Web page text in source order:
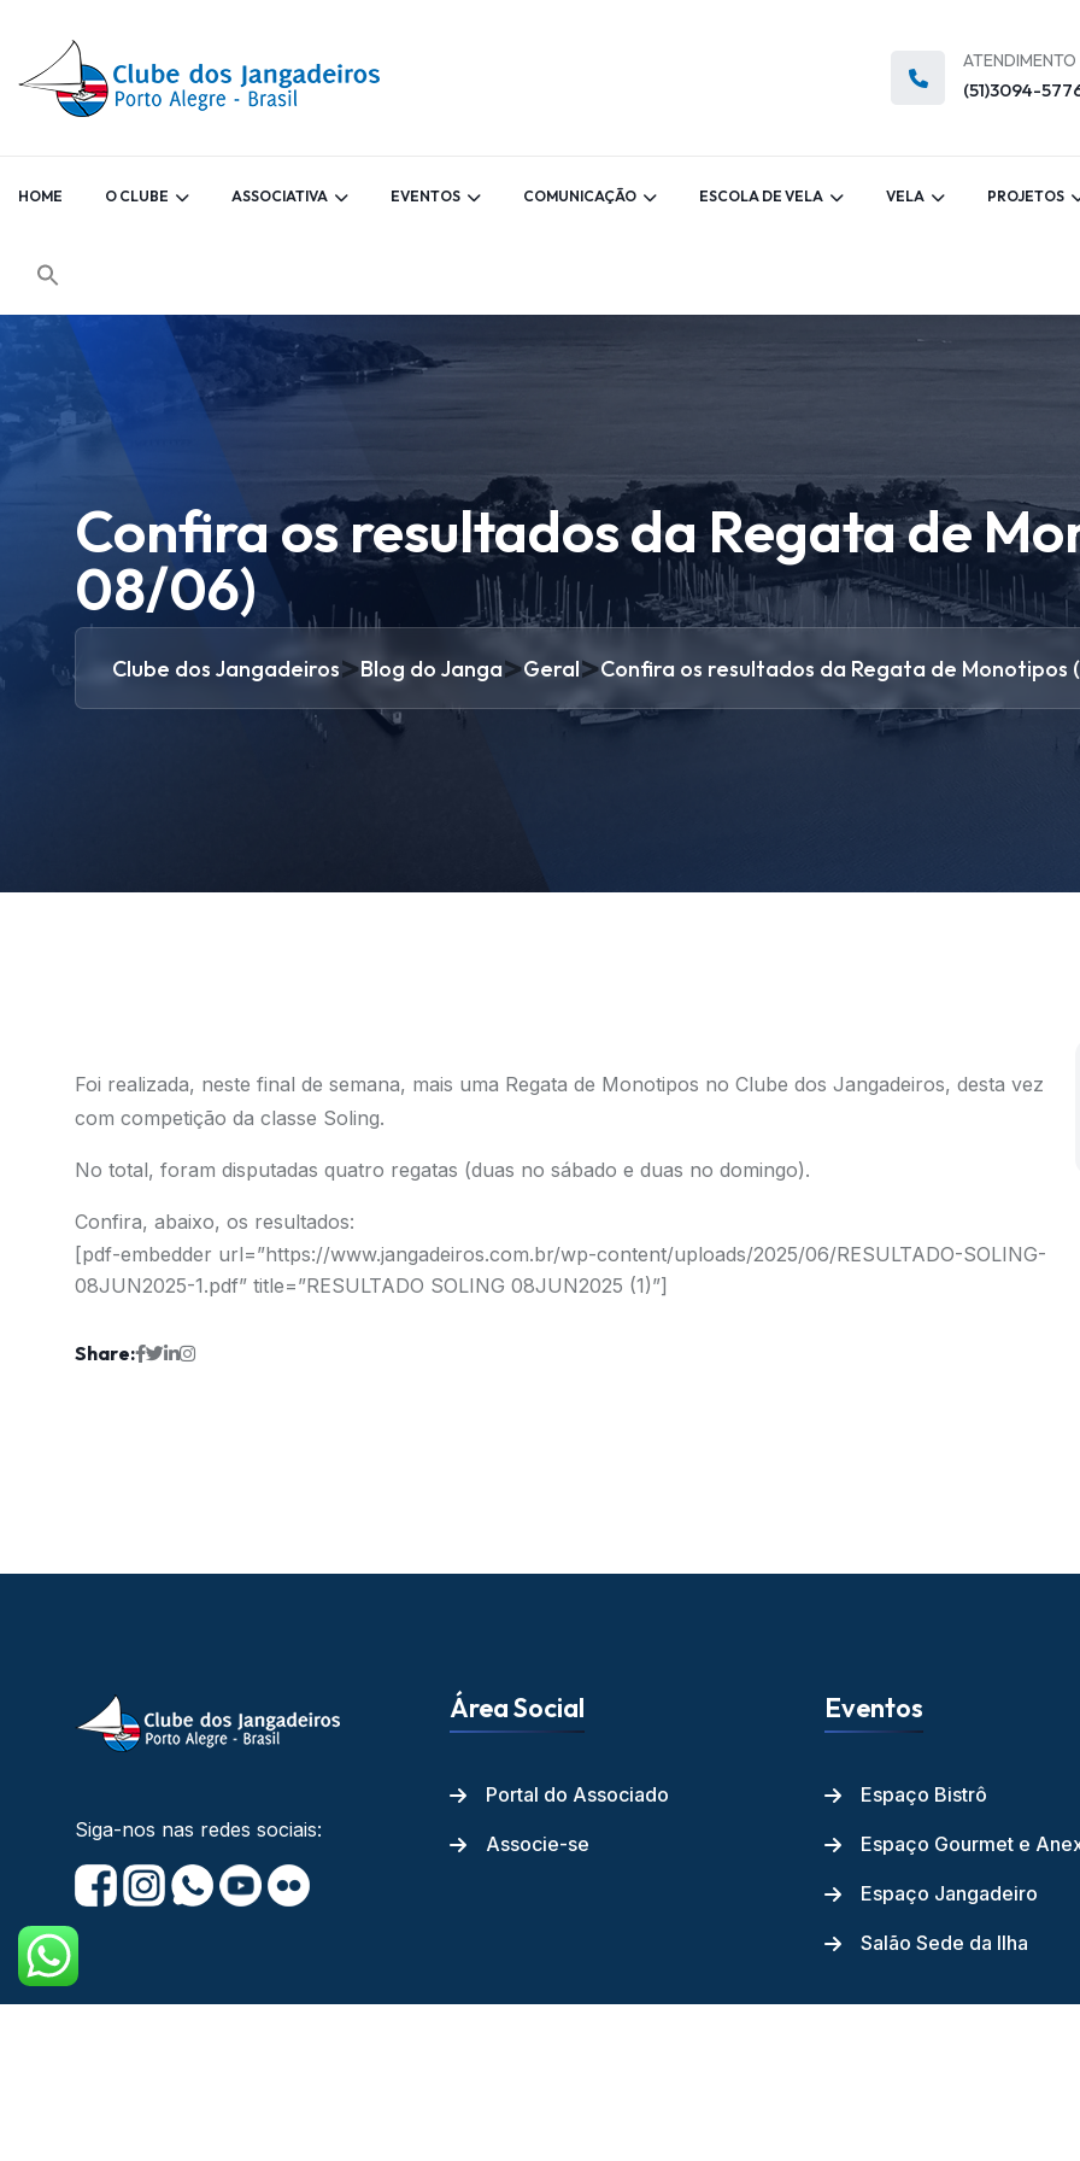
ATENDIMENTO
(51)3094-
HOME O CLUBE ASSOCIATIVA EVENTOS COMUNICAÇÃO ESCOLA DE VELA VELA PROJETOS
Confira os resultados da Regata de
08/06)
Clube dos Jangadeiros>Blog do Janga>Geral>Confira os resultados da Regata de Monotipos
Foi realizada, neste final de semana, mais uma Regata de Monotipos no Clube dos Jangadeiros, desta vez
com competição da classe Soling.
No total, foram disputadas quatro regatas (duas no sábado e duas no domingo).
Confira, abaixo, os resultados:
[pdf-embedder url=”https://www.jangadeiros.com.br/wp-content/uploads/2025/06/RESULTADO-SOLING-
08JUN2025-1.pdf” title=”RESULTADO SOLING 08JUN2025 (1)”]
Share:
Siga-nos nas redes sociais:
Área Social
Portal do Associado
Associe-se
Eventos
Espaço Bistrô
Espaço Gourmet e
Espaço Jangadeiro
Salão Sede da Ilha